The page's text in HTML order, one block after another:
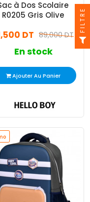
à Dos Scolaire
R0205 Gris Olive
89,000 DT
DT
En stock
Ajouter Au Panier
FILTRE